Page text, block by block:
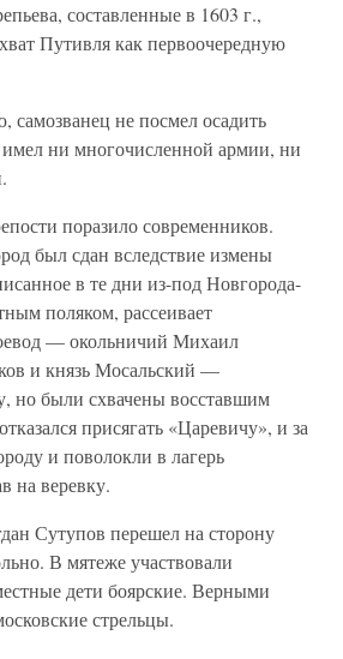
составленные в 1603 г.,
Путивля как первоочередную
самозванец не посмел осадить
ни многочисленной армии, ни
поразило современников.
был сдан вследствие измены
в те дни из-под Новгорода-
поляком, рассеивает
— окольничий Михаил
и князь Мосальский —
но были схвачены восставшим
присягать «Царевичу», и за
и поволокли в лагерь
на веревку.
Сутупов перешел на сторону
В мятеже участвовали
дети боярские. Верными
стрельцы.